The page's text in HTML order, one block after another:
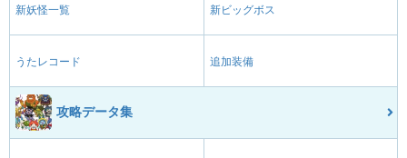
新妖怪一覧 新ビッグボス
うたレコード 追加装備
攻略データ集